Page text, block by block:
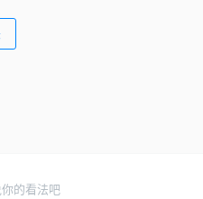
的看法吧